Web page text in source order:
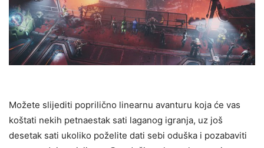
Možete slijediti poprilično linearnu avanturu koja će vas
koštati nekih petnaestak sati laganog igranja, uz još
desetak sati ukoliko poželite dati sebi oduška i pozabaviti